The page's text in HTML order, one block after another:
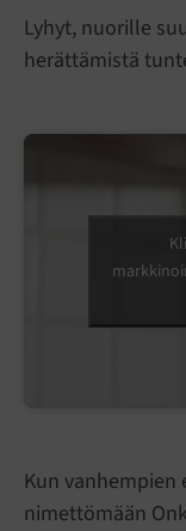
Lyhyt, nuorille
herättämistä
Kun
nimettömään